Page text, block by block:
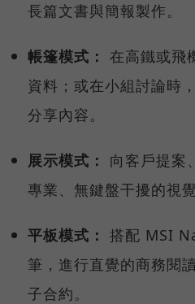
長篇文書與簡報製作。
帳篷模式： 在高鐵或飛
資料；或在小組討論時
分享內容。
展示模式：
向客戶提案
專業、無鍵盤干擾的視覺
平板模式： 搭配 MSI
筆，進行直覺的商務閱
子合約。